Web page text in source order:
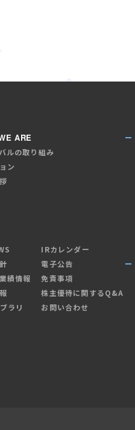
ARE
ルの取り組み
ン
績情報
ラリ
IRカレンダー
電子公告
免責事項
株主優待に関するQ&A
お問い合わせ